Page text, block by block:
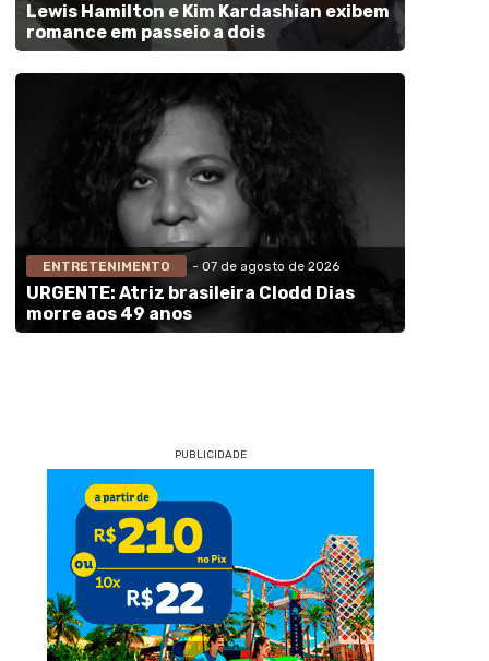
Lewis Hamilton e Kim Kardashian exibem
romance em passeio a dois
ENTRETENIMENTO - 07 de agosto de 2026
URGENTE: Atriz brasileira Clodd Dias
morre aos 49 anos
PUBLICIDADE